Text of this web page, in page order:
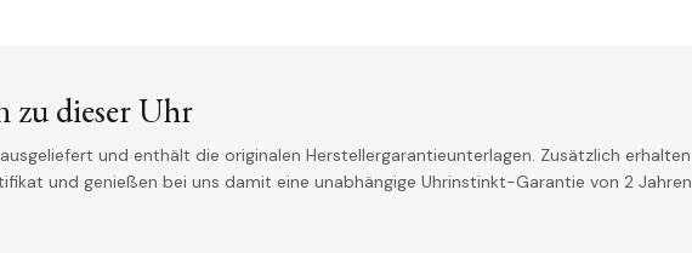
zu dieser Uhr
und enthält die originalen Herstellergarantieunterlagen. Zusätzlich erhalten
und genießen bei uns damit eine unabhängige Uhrinstinkt-Garantie von 2 Jahren